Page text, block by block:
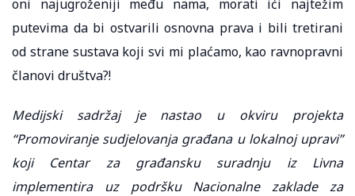
oni najugroženiji među nama, morati ići najtežim
putevima da bi ostvarili osnovna prava i bili tretirani
od strane sustava koji svi mi plaćamo, kao ravnopravni
članovi društva?!
Medijski sadržaj je nastao u okviru projekta
“Promoviranje sudjelovanja građana u lokalnoj upravi”
koji Centar za građansku suradnju iz Livna
implementira uz podršku Nacionalne zaklade za